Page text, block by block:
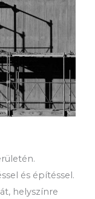
és építéssel.
helyszínre